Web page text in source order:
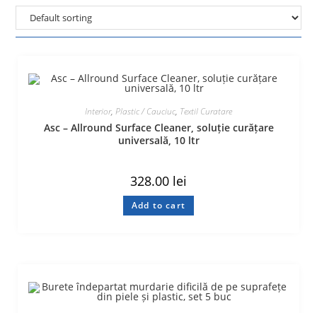
Interior, Plastic / Cauciuc, Textil Curatare
Asc – Allround Surface Cleaner, soluție curățare
universală, 10 ltr
328.00 lei
Add to cart